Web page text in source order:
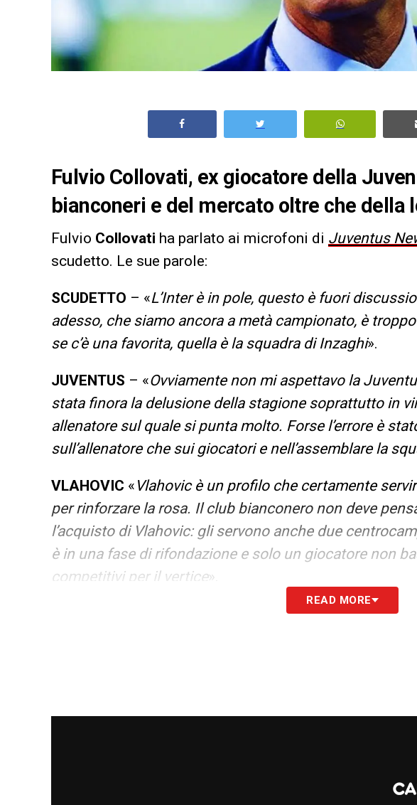
Fulvio Collovati, ex giocatore della
bianconeri e del mercato oltre che della
Fulvio Collovati ha parlato ai microfoni di Juventus
scudetto. Le sue parole:
SCUDETTO – «L’Inter è in pole, questo è fuori
adesso, che siamo ancora a metà campionato, è
se c’è una favorita, quella è la squadra di Inzaghi».
JUVENTUS – «Ovviamente non mi aspettavo la
stata finora la delusione della stagione soprattutto in
allenatore sul quale si punta molto. Forse l’errore è
sull’allenatore che sui giocatori e nell’assemblare la
VLAHOVIC « Vlahovic è un profilo che certamente
per rinforzare la rosa. Il club bianconero non deve
l’acquisto di Vlahovic: gli servono anche due
è in una fase di rifondazione e solo un giocatore non
competitivi per il vertice».
La Juventus deve tenere i
READ MORE